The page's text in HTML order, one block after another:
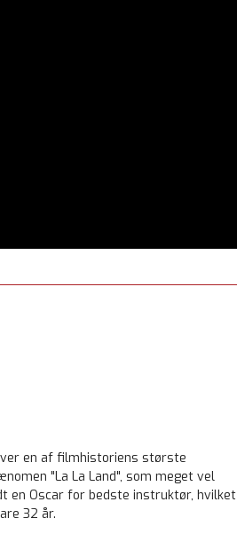
en af filmhistoriens største
"La La Land", som meget vel
en Oscar for bedste instruktør, hvilket
32 år.